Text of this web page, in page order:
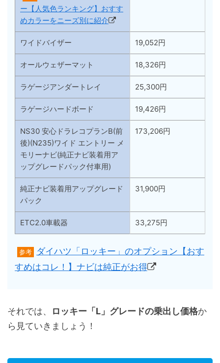
ー【人気色ランキング】おすす
めカラーをニーズ別に紹介
ワイドバイザー 19,052円
オールウェザーマット 18,326円
ラゲージアンダートレイ 25,300円
ラゲージハードボード 19,426円
NS30 安心ドラレコプランB(前
後)(N235)ワイド エントリー メ
モリーナビ(純正ナビ装着用ア
ップグレードパック付車用)
173,206円
純正ナビ装着用アップグレード
パック
31,900円
ETC2.0車載器 33,275円
参考
ダイハツ「ロッキー」のオプション【おす
すめはコレ！】ナビは純正がお得
それでは、 ロッキー「L」グレードの乗出し価格か
ら見ていきましょう！